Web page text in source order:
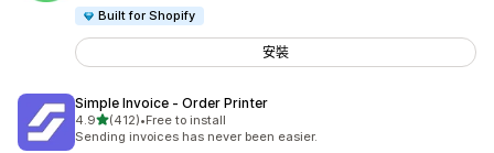
Built for Shopify
安裝
Simple Invoice ‑ Order Printer
4.9滿分 5 顆星
(412)
共有 412 則評價
•Free to install
Sending invoices has never been easier.